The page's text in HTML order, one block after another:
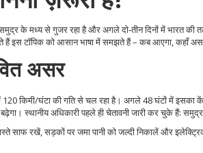
समुद्र के मध्य से गुजर रहा है और अगले दो‑तीन दिनों में भारत
इस टॉपिक को आसान भाषा में समझते हैं – कब आएगा, कहाँ
असर
किमी/घंटा की गति से चल रहा है। अगले 48 घंटों में इसका
स्थानीय अधिकारी पहले ही चेतावनी जारी कर चुके हैं:
साफ रखें, सड़कों पर जमा पानी को जल्दी निकालें और